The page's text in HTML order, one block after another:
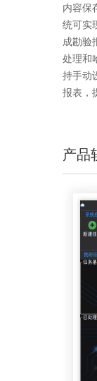
内容保
统可实
成勘验
处理和
持手动
报表，
产品